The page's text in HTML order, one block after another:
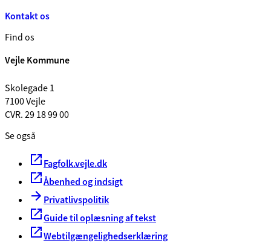
Kontakt os
Find os
Vejle Kommune
Skolegade 1
7100 Vejle
CVR. 29 18 99 00
Se også
Fagfolk.vejle.dk
Åbenhed og indsigt
Privatlivspolitik
Guide til oplæsning af tekst
Webtilgængelighedserklæring